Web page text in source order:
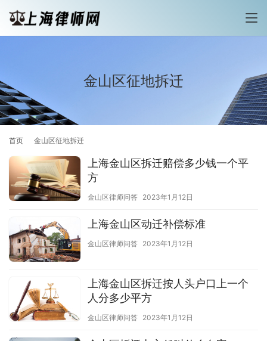
金山区征地拆迁
首页 金山区征地拆迁
上海金山区拆迁赔偿多少钱一个平
方
金山区律师问答 2023年1月12日
上海金山区动迁补偿标准
金山区律师问答 2023年1月12日
上海金山区拆迁按人头户口上一个
人分多少平方
金山区律师问答 2023年1月12日